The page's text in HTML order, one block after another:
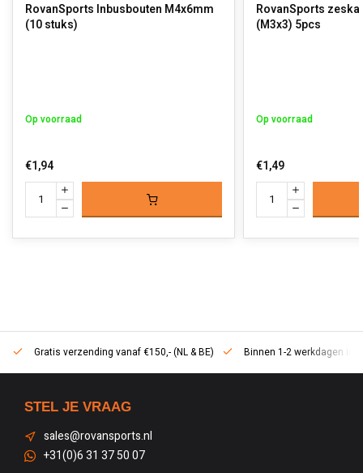
RovanSports Inbusbouten M4x6mm
(10 stuks)
Op voorraad
€1,94
RovanSports
(M3x3) 5pcs
Op voorraad
€1,49
Gratis verzending vanaf €150,- (NL & BE) Binnen 1-2 werkdagen in
STEL JE VRAAG
sales@rovansports.nl
+31(0)6 31 37 50 07